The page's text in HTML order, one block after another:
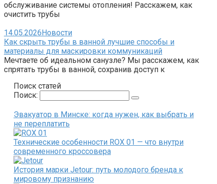
обслуживание системы отопления! Расскажем, как
очистить трубы
14.05.2026Новости
Как скрыть трубы в ванной лучшие способы и
материалы для маскировки коммуникаций
Мечтаете об идеальном санузле? Мы расскажем, как
спрятать трубы в ванной, сохранив доступ к
Поиск статей
Поиск:
Эвакуатор в Минске: когда нужен, как выбрать и
не переплатить
Технические особенности ROX 01 — что внутри
современного кроссовера
История марки Jetour: путь молодого бренда к
мировому признанию